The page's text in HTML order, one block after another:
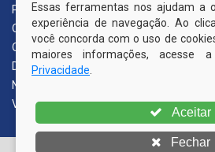
Pedido de Acesso à Informação (e-SIC)
Ouvidoria Municipal
Quadro de Avisos
Diário Oficial da AMUPE
Nota Fiscal Eletrônica
Validador Nota Fiscal
Essas ferramentas nos ajudam a
experiência de navegação. Ao
você concorda com o uso de
maiores informações, acesse
Privacidade
Aceitar
Fechar